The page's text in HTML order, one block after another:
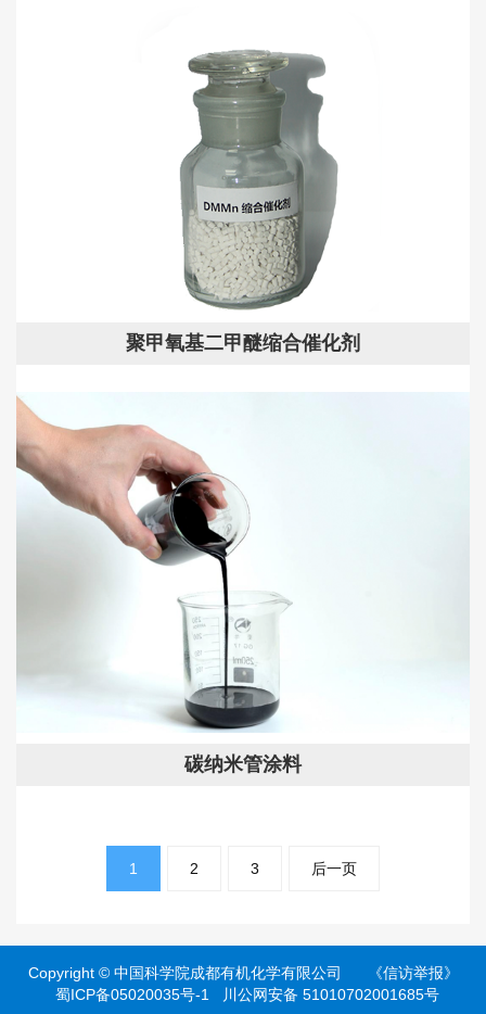
聚甲氧基二甲醚缩合催化剂
碳纳米管涂料
1 2 3 后一页
Copyright © 中国科学院成都有机化学有限公司
《信访举报》
蜀ICP备05020035号-1
川公网安备 51010702001685号